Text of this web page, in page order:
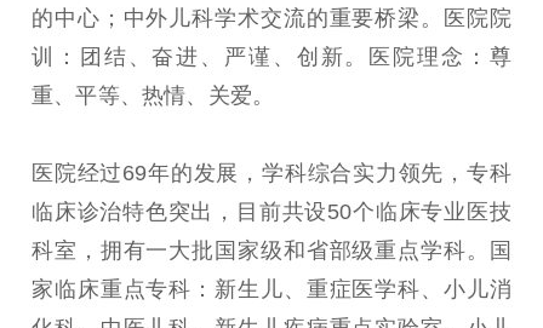
的中心；中外儿科学术交流的重要桥梁。医院院
训：团结、奋进、严谨、创新。医院理念：尊
重、平等、热情、关爱。
医院经过69年的发展，学科综合实力领先，专科
临床诊治特色突出，目前共设50个临床专业医技
科室，拥有一大批国家级和省部级重点学科。国
家临床重点专科：新生儿、重症医学科、小儿消